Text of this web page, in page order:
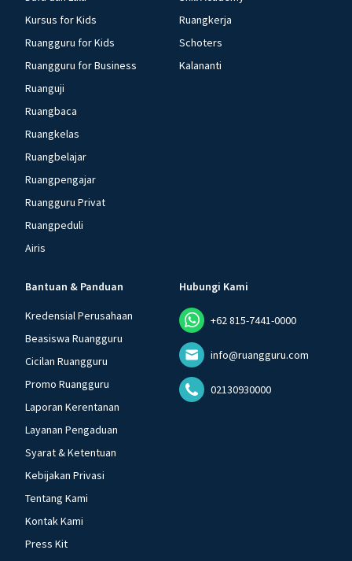
Kursus for Kids
Ruangguru for Kids
Ruangguru for Business
Ruanguji
Ruangbaca
Ruangkelas
Ruangbelajar
Ruangpengajar
Ruangguru Privat
Ruangpeduli
Airis
Ruangkerja
Schoters
Kalananti
Bantuan & Panduan
Kredensial Perusahaan
Beasiswa Ruangguru
Cicilan Ruangguru
Promo Ruangguru
Laporan Kerentanan
Layanan Pengaduan
Syarat & Ketentuan
Kebijakan Privasi
Tentang Kami
Kontak Kami
Press Kit
Hubungi Kami
+62 815-7441-0000
info@ruangguru.com
02130930000